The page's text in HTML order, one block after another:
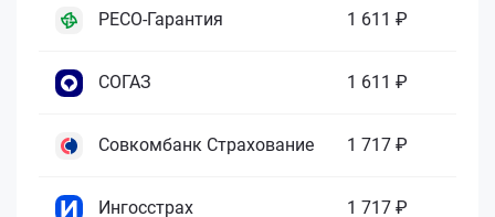
РЕСО-Гарантия 1 611 ₽
СОГАЗ 1 611 ₽
Совкомбанк Страхование 1 717 ₽
Ингосстрах 1 717 ₽